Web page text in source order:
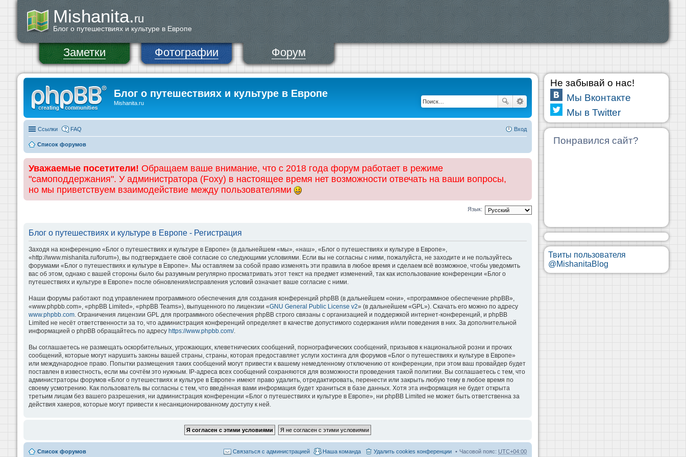
Mishanita.ru
Блог о путешествиях и культуре в Европе
Заметки Фотографии Форум
Блог о путешествиях и культуре в Европе
Mishanita.ru
Ссылки FAQ Вход
Список форумов
Уважаемые посетители! Обращаем ваше внимание, что с 2018 года форум работает в режиме
"самоподдержания". У администратора (Foxy) в настоящее время нет возможности отвечать на ваши вопросы,
но мы приветствуем взаимодействие между пользователями
Язык:
Блог о путешествиях и культуре в Европе - Регистрация
Заходя на конференцию «Блог о путешествиях и культуре в Европе» (в дальнейшем «мы», «наш», «Блог о путешествиях и культуре в Европе»,
«http://www.mishanita.ru/forum»), вы подтверждаете своё согласие со следующими условиями. Если вы не согласны с ними, пожалуйста, не заходите и не пользуйтесь
форумами «Блог о путешествиях и культуре в Европе». Мы оставляем за собой право изменять эти правила в любое время и сделаем всё возможное, чтобы уведомить
вас об этом, однако с вашей стороны было бы разумным регулярно просматривать этот текст на предмет изменений, так как использование конференции «Блог о
путешествиях и культуре в Европе» после обновления/исправления условий означает ваше согласие с ними.
Наши форумы работают под управлением программного обеспечения для создания конференций phpBB (в дальнейшем «они», «программное обеспечение phpBB»,
«www.phpbb.com», «phpBB Limited», «phpBB Teams»), выпущенного по лицензии «GNU General Public License v2» (в дальнейшем «GPL»). Скачать его можно по адресу
www.phpbb.com. Ограничения лицензии GPL для программного обеспечения phpBB строго связаны с организацией и поддержкой интернет-конференций, и phpBB
Limited не несёт ответственности за то, что администрация конференций определяет в качестве допустимого содержания и/или поведения в них. За дополнительной
информацией о phpBB обращайтесь по адресу https://www.phpbb.com/.
Вы соглашаетесь не размещать оскорбительных, угрожающих, клеветнических сообщений, порнографических сообщений, призывов к национальной розни и прочих
сообщений, которые могут нарушить законы вашей страны, страны, которая предоставляет услуги хостинга для форумов «Блог о путешествиях и культуре в Европе»
или международное право. Попытки размещения таких сообщений могут привести к вашему немедленному отключению от конференции, при этом ваш провайдер будет
поставлен в известность, если мы сочтём это нужным. IP-адреса всех сообщений сохраняются для возможности проведения такой политики. Вы соглашаетесь с тем, что
администраторы форумов «Блог о путешествиях и культуре в Европе» имеют право удалить, отредактировать, перенести или закрыть любую тему в любое время по
своему усмотрению. Как пользователь вы согласны с тем, что введённая вами информация будет храниться в базе данных. Хотя эта информация не будет открыта
третьим лицам без вашего разрешения, ни администрация конференции «Блог о путешествиях и культуре в Европе», ни phpBB Limited не может быть ответственна за
действия хакеров, которые могут привести к несанкционированному доступу к ней.
Список форумов Часовой пояс: UTC+04:00
Удалить cookies конференции
Наша команда
Связаться с администрацией
Не забывай о нас!
Мы Вконтакте
Мы в Twitter
Понравился сайт?
Твиты пользователя
@MishanitaBlog